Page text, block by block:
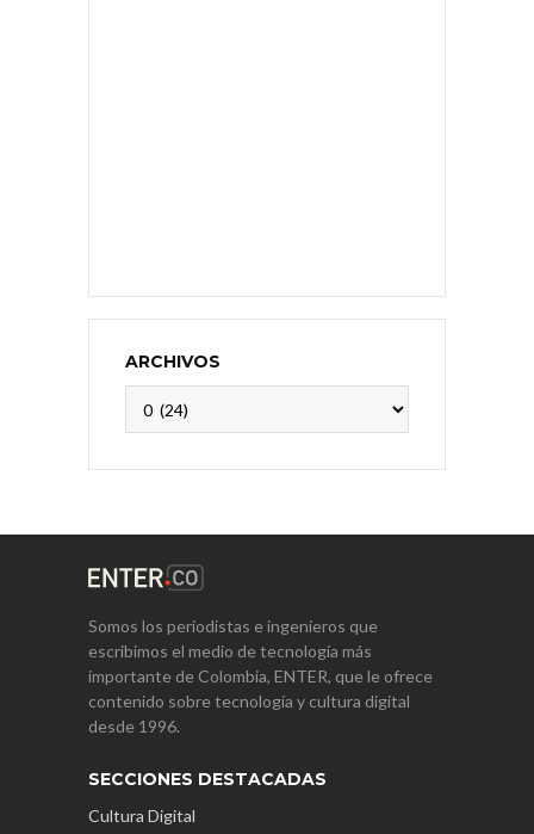
ARCHIVOS
Somos los periodistas e ingenieros que
escribimos el medio de tecnología más
importante de Colombia, ENTER, que le ofrece
contenido sobre tecnología y cultura digital
desde 1996.
SECCIONES DESTACADAS
Cultura Digital